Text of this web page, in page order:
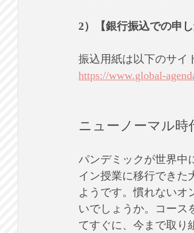
2）【銀行振込での申し
振込用紙は以下のサイ
https://www.global-
ニューノーマル
パンデミックが世界中
イン授業に移行できた
ようです。慣れないオ
いでしょうか。コース
てすぐに、今まで取り